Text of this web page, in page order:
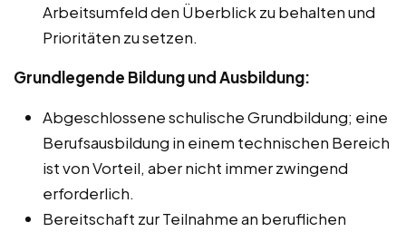
Arbeitsumfeld den Überblick zu behalten und
Prioritäten zu setzen.
Grundlegende Bildung und Ausbildung:
Abgeschlossene schulische Grundbildung; eine
Berufsausbildung in einem technischen Bereich
ist von Vorteil, aber nicht immer zwingend
erforderlich.
Bereitschaft zur Teilnahme an beruflichen